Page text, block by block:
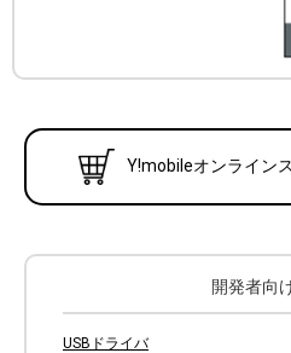
Y!mobileオンライン
開発者向
USBドライバ